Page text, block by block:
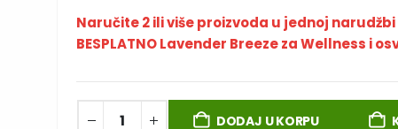
Naručite 2 ili više proizvoda u jednoj
BESPLATNO Lavender Breeze za Wellness i
DODAJ U KORPU